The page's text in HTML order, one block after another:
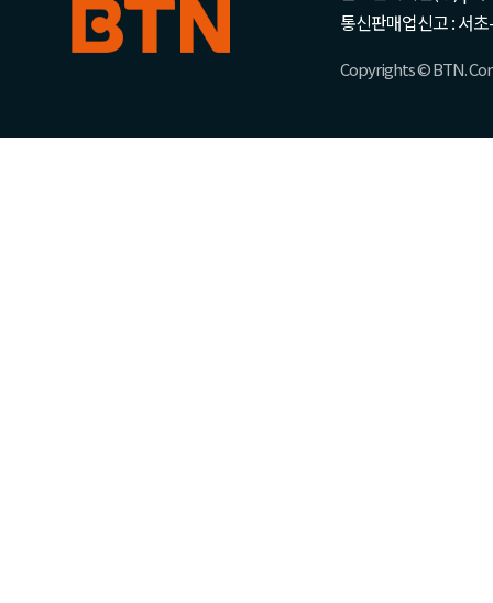
통신판매업신고 : 서
Copyrights © BTN.